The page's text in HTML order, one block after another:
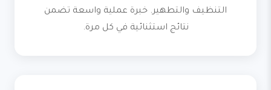
التنظيف والتطهير. خبرة عملية واسعة تضمن
نتائج استثنائية في كل مرة.